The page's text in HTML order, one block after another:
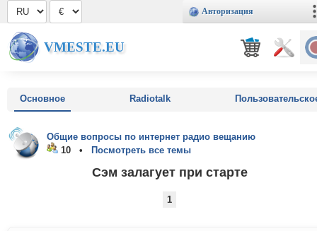
Авторизация
VMESTE.EU
Основное Radiotalk
Общие вопросы по интернет радио вещанию
10 •
Посмотреть все темы
Сэм залагует при старте
1